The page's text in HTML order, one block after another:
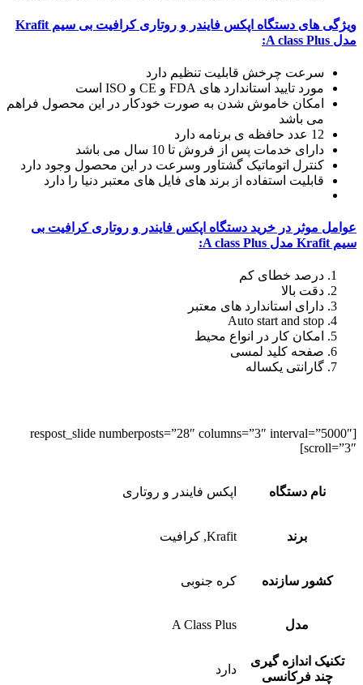
ویژگی های دستگاه اپکس فایندر و روتاری کرافیت بی سیم Krafit
مدل A class Plus:
سرعت چرخش قابلیت تنظیم دارد
مورد تایید استاندارد های FDA و CE و ISO است
امکان خاموش شدن به صورت خودکار در این محصول فراهم
می باشد
12 عدد حافظه ی برنامه دارد
دارای خدمات پس از فروش تا 10 سال می باشد
کنترل اتوماتیک گشتاور وسرعت در این محصول وجود دارد
قابلیت استفاده از برند های فایل های معتبر دنیا را دارد
عوامل موثر در خرید دستگاه اپکس فایندر و روتاری کرافیت بی
سیم Krafit مدل A class Plus:
درصد خطای کم
دقت بالا
دارای استاندارد های معتبر
Auto start and stop
امکان کار در انواع محیط
صفحه کلید لمسی
گارانتی یکساله
[respost_slide numberposts=”28″ columns=”3″ interval=”5000″
scroll=”3″]
نام دستگاه اپکس فایندر و روتاری
برند Krafit, کرافیت
کشور سازنده کره جنوبی
مدل A Class Plus
تکنیک اندازه گیری
چند فرکانسی
دارد